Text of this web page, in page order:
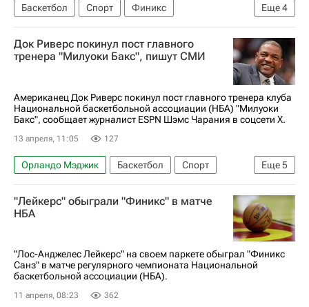
Еще4
Баскетбол Спорт
Финикс
Джейлен Грин
Финикс Санз
Голден Стэйт Уорриорз
Док Риверс покинул пост главного
тренера "Милуоки Бакс", пишут СМИ
Американец Док Риверс покинул пост главного тренера клуба
Национальной баскетбольной ассоциации (НБА) "Милуоки
Бакс", сообщает журналист ESPN Шэмс Чарания в соцсети X.
13 апреля, 11:05 127
Еще5
Орландо Мэджик Баскетбол
Спорт
Яннис Адетокунбо
Док Риверс
Бостон Селтикс
НБА Милуоки Бакс
"Лейкерс" обыграли "Финикс" в матче
НБА
"Лос-Анджелес Лейкерс" на своем паркете обыграл "Финикс
Санз" в матче регулярного чемпионата Национальной
баскетбольной ассоциации (НБА).
11 апреля, 08:23 362